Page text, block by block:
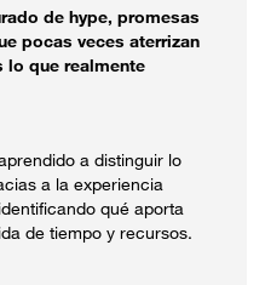
de hype, promesas
pocas veces aterrizan
lo que realmente
a distinguir lo
a la experiencia
qué aporta
de tiempo y recursos.